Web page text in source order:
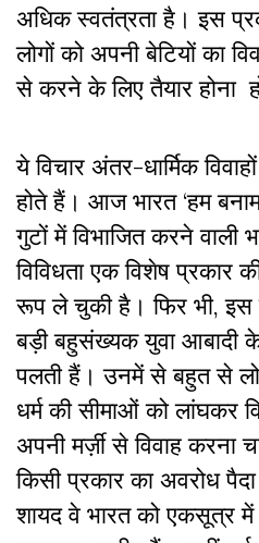
अधिक स्वतंत्रता है। इस
लोगों को अपनी बेटियों का
से करने के लिए तैयार होना
ये विचार अंतर-धार्मिक
होते हैं। आज भारत ‘हम
गुटों में विभाजित करने वाली
विविधता एक विशेष
रूप ले चुकी है। फिर भी, इस
बड़ी बहुसंख्यक युवा
पलती हैं। उनमें से बहुत से
धर्म की सीमाओं को लांघकर
अपनी मर्ज़ी से विवाह करना
किसी प्रकार का अवरोध
शायद वे भारत को एकसूत्र में